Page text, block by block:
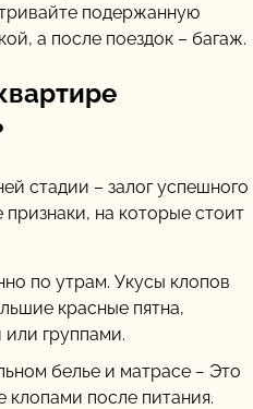
подержанную
а после поездок – багаж.
стадии – залог успешного
на которые стоит
по утрам. Укусы клопов
красные пятна,
группами.
белье и матрасе − Это
клопами после питания.